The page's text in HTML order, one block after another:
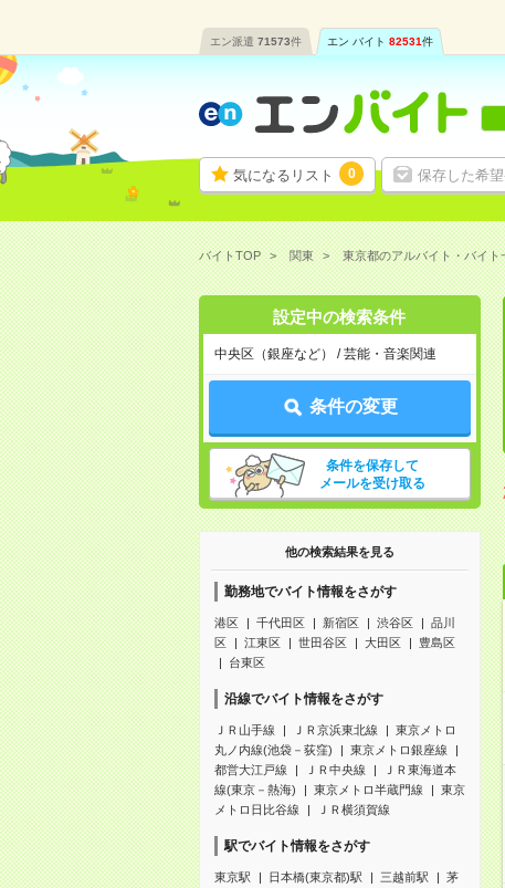
エン派遣 71573件 エン バイト 82531件
気になるリスト 0 保存した希
バイトTOP 関東 東京都のアルバイト・バイト
設定中の検索条件
中央区（銀座など） / 芸能・音楽関連
条件の変更
条件を保存して
メールを受け取る
他の検索結果を見る
勤務地でバイト情報をさがす
港区 千代田区 新宿区 渋谷区
品川
区
江東区 世田谷区 大田区
豊島区
台東区
沿線でバイト情報をさがす
ＪＲ山手線 ＪＲ京浜東北線
東京メトロ
丸ノ内線(池袋－荻窪)
東京メトロ銀座線
都営大江戸線
ＪＲ中央線
ＪＲ東海道本
線(東京－熱海)
東京メトロ半蔵門線
東京
メトロ日比谷線
ＪＲ横須賀線
駅でバイト情報をさがす
東京駅 日本橋(東京都)駅 三越前駅
茅